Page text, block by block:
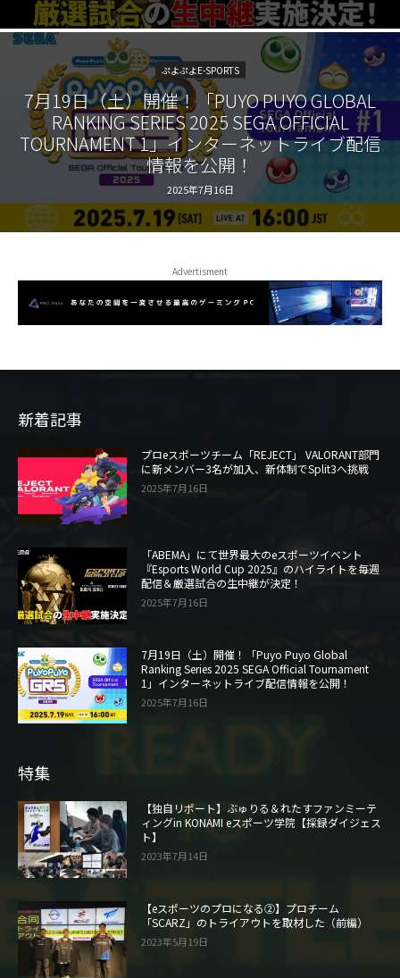
ぷよぷよE-SPORTS
7月19日（土）開催！「PUYO PUYO GLOBAL
RANKING SERIES 2025 SEGA OFFICIAL
TOURNAMENT 1」インターネットライブ配信
情報を公開！
2025年7月16日
Advertisment
新着記事
プロeスポーツチーム「REJECT」 VALORANT部門
に新メンバー3名が加入、新体制でSplit3へ挑戦
2025年7月16日
「ABEMA」にて世界最大のeスポーツイベント
『Esports World Cup 2025』のハイライトを毎週
配信＆厳選試合の生中継が決定！
2025年7月16日
7月19日（土）開催！「Puyo Puyo Global
Ranking Series 2025 SEGA Official Tournament
1」インターネットライブ配信情報を公開！
2025年7月16日
特集
【独自リポート】ぶゅりる＆れたすファンミーテ
ィングin KONAMI eスポーツ学院【採録ダイジェス
ト】
2023年7月14日
【eスポーツのプロになる②】プロチーム
「SCARZ」のトライアウトを取材した（前編）
2023年5月19日